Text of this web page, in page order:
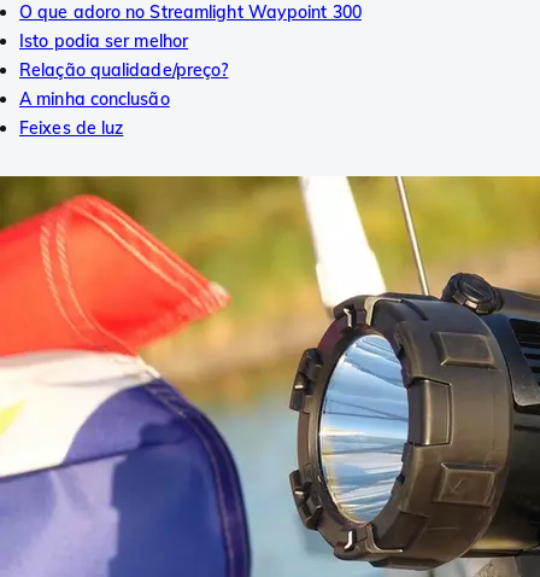
O que adoro no Streamlight Waypoint 300
Isto podia ser melhor
Relação qualidade/preço?
A minha conclusão
Feixes de luz